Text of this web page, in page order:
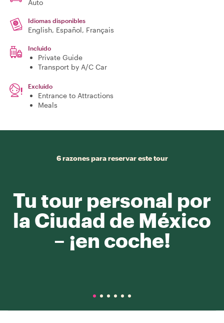
Auto
Idiomas disponibles
English, Español, Français
Incluido
Private Guide
Transport by A/C Car
Excluido
Entrance to Attractions
Meals
6 razones para reservar este tour
Tu tour personal por
la Ciudad de México
– ¡en coche!